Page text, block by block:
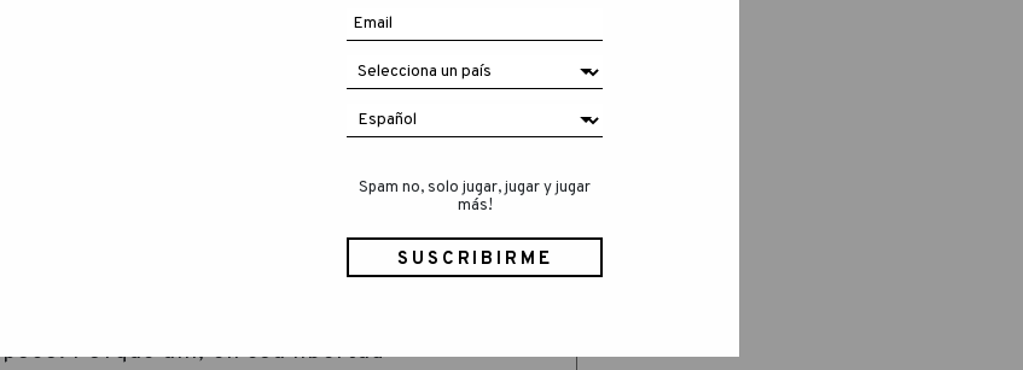
libro en blanco. Que sea desordenado,
suave y rebosante de maravillas. Que
poco. Porque ahí, en esa libertad
Spam no, solo jugar, jugar y jugar
más!